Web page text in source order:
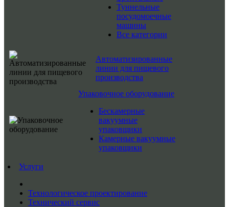
Туннельные
посудомоечные
машины
Все категории
Автоматизированные
линии для пищевого
производства
Упаковочное оборудование
Бескамерные
вакуумные
упаковщики
Камерные вакуумные
упаковщики
Услуги
Технологическое проектирование
Технический сервис